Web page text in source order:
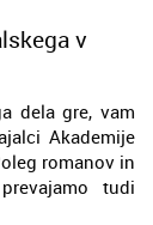
v
dela gre, vam
Akademije
romanov in
tudi